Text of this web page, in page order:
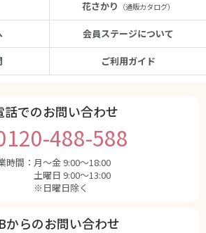
花さかり （通販カタログ）
会員ステージについて
ご利用ガイド
話でのお問い合わせ
488-588
時間： 月〜金 9:00〜18:00
土曜日 9:00〜13:00
※日曜日除く
からのお問い合わせ